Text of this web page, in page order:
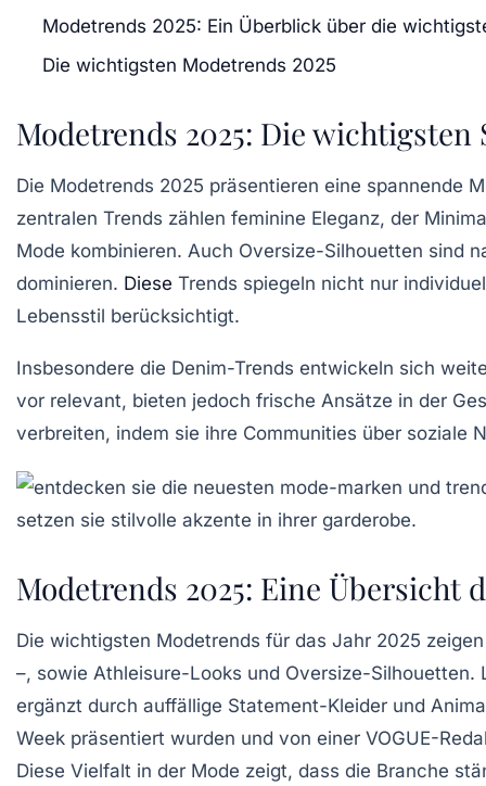
Modetrends 2025: Ein Überblick über die
Die wichtigsten Modetrends 2025
Modetrends 2025: Die
Die Modetrends 2025 präsentieren eine spannende
zentralen Trends zählen feminine Eleganz, der
Mode kombinieren. Auch Oversize-Silhouetten sind
dominieren. Diese Trends spiegeln nicht nur
Lebensstil berücksichtigt.
Insbesondere die Denim-Trends entwickeln sich
vor relevant, bieten jedoch frische Ansätze in der
verbreiten, indem sie ihre Communities über soziale
Modetrends 2025: Eine Übersicht
Die wichtigsten Modetrends für das Jahr 2025
–, sowie Athleisure-Looks und Oversize-Silhouetten.
ergänzt durch auffällige Statement-Kleider und
Week präsentiert wurden und von einer VOGUE-
Diese Vielfalt in der Mode zeigt, dass die Branche